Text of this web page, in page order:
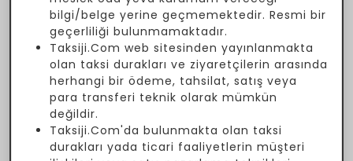
bilgi/belge yerine geçmemektedir. Resmi bir
geçerliliği bulunmamaktadır.
Taksiji.Com web sitesinden yayınlanmakta
olan taksi durakları ve ziyaretçilerin arasında
herhangi bir ödeme, tahsilat, satış veya
para transferi teknik olarak mümkün
değildir.
Taksiji.Com'da bulunmakta olan taksi
durakları yada ticari faaliyetlerin müşteri